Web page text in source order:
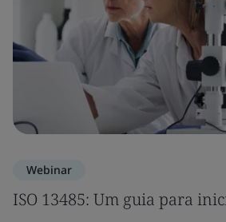
Webinar
ISO 13485: Um guia para